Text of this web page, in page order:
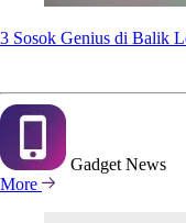
3 Sosok Genius di Balik
Gadget News
More